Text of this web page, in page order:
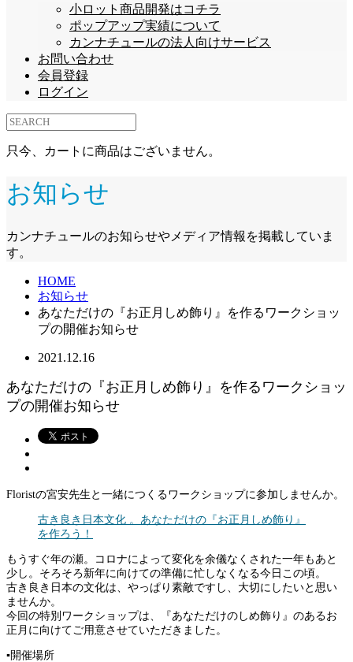
小ロット商品開発はコチラ
ポップアップ実績について
カンナチュールの法人向けサービス
お問い合わせ
会員登録
ログイン
只今、カートに商品はございません。
お知らせ
カンナチュールのお知らせやメディア情報を掲載していま
す。
HOME
お知らせ
あなただけの『お正月しめ飾り』を作るワークショッ
プの開催お知らせ
2021.12.16
あなただけの『お正月しめ飾り』を作るワークショッ
プの開催お知らせ
Floristの宮安先生と一緒につくるワークショップに参加しませんか。
古き良き日本文化 。あなただけの『お正月しめ飾り』
を作ろう！
もうすぐ年の瀬。コロナによって変化を余儀なくされた一年もあと
少し。そろそろ新年に向けての準備に忙しなくなる今日この頃。
古き良き日本の文化は、やっぱり素敵ですし、大切にしたいと思い
ませんか。
今回の特別ワークショップは、『あなただけのしめ飾り』のあるお
正月に向けてご用意させていただきました。
▪︎開催場所